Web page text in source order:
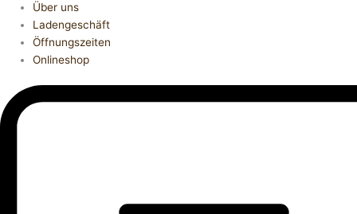
Über uns
Ladengeschäft
Öffnungszeiten
Onlineshop